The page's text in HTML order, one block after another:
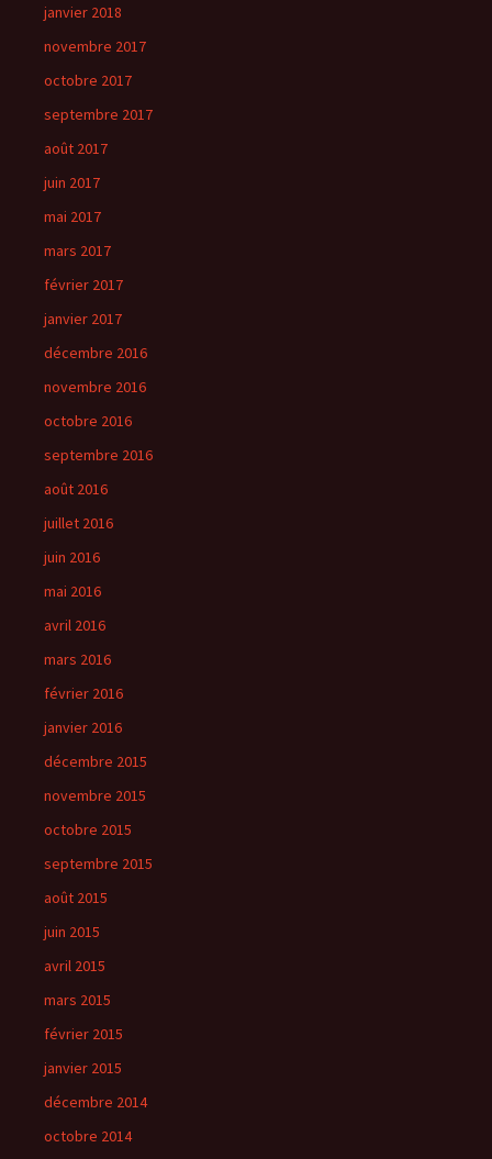
janvier 2018
novembre 2017
octobre 2017
septembre 2017
août 2017
juin 2017
mai 2017
mars 2017
février 2017
janvier 2017
décembre 2016
novembre 2016
octobre 2016
septembre 2016
août 2016
juillet 2016
juin 2016
mai 2016
avril 2016
mars 2016
février 2016
janvier 2016
décembre 2015
novembre 2015
octobre 2015
septembre 2015
août 2015
juin 2015
avril 2015
mars 2015
février 2015
janvier 2015
décembre 2014
octobre 2014